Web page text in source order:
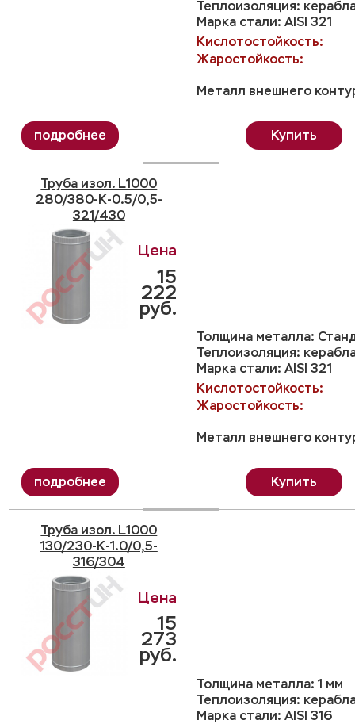
Теплоизоляция:
Марка стали: AISI 321
Кислотостойкость:
Жаростойкость:
Металл внешнего
Купить
Труба изол. L1000
280/380-K-0.5/0,5-
321/430
Толщина металла:
Теплоизоляция:
Марка стали: AISI 321
Кислотостойкость:
Жаростойкость:
Металл внешнего
15
222
руб.
Купить
Труба изол. L1000
130/230-K-1.0/0,5-
316/304
Толщина металла: 1 мм
Теплоизоляция:
Марка стали: AISI 316
15
273
руб.